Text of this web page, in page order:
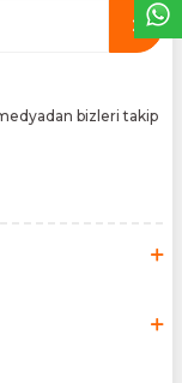
dünya
bu markaları,
bir şekilde
bizleri takip